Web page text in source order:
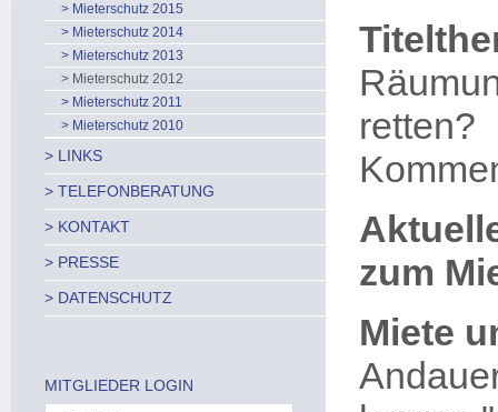
> Mieterschutz 2015
> Mieterschutz 2014
> Mieterschutz 2013
> Mieterschutz 2012
> Mieterschutz 2011
> Mieterschutz 2010
> LINKS
> TELEFONBERATUNG
> KONTAKT
> PRESSE
> DATENSCHUTZ
MITGLIEDER LOGIN
zum
Miete